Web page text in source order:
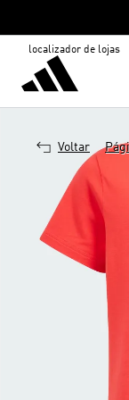
localizador de lojas
Voltar